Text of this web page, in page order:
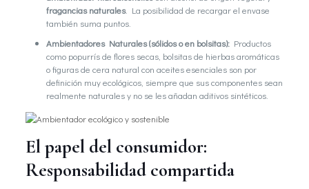
fragancias naturales. La posibilidad de recargar el envase
también suma puntos.
Ambientadores Naturales (sólidos o en bolsitas):Productos
como popurrís de flores secas, bolsitas de hierbas aromáticas
o figuras de cera natural con aceites esenciales son por
definición muy ecológicos, siempre que sus componentes sean
realmente naturales y no se les añadan aditivos sintéticos.
El papel del consumidor:
Responsabilidad compartida